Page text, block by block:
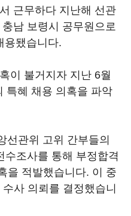
근무하다 지난해 선관
남 보령시 공무원으로
용됐습니다.
이 불거지자 지난 6월
특혜 채용 의혹을 파악
선관위 고위 간부들의
수조사를 통해 부정합격
을 적발했습니다. 이 중
사 의뢰를 결정했습니